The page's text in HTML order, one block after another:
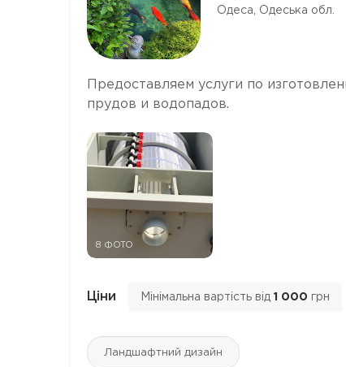
Одеса, Одеська обл.
Предоставляем услуги по
прудов и водопадов.
8 ФОТО
Ціни Мінімальна вартість від 1 000 грн
Ландшафтний дизайн